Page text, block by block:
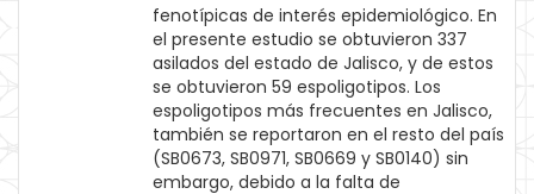
fenotípicas de interés epidemiológico. En
el presente estudio se obtuvieron 337
asilados del estado de Jalisco, y de estos
se obtuvieron 59 espoligotipos. Los
espoligotipos más frecuentes en Jalisco,
también se reportaron en el resto del país
(SB0673, SB0971, SB0669 y SB0140) sin
embargo, debido a la falta de